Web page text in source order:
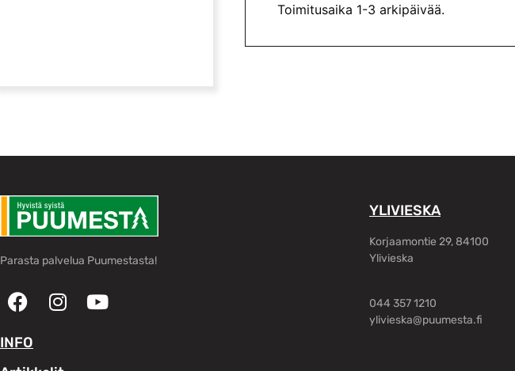
Toimitusaika 1-3 arkipäivää.
Parasta palvelua Puumestasta!
INFO
YLIVIESKA
Korjaamontie 29, 84100
Ylivieska
044 357 1210
ylivieska@puumesta.fi